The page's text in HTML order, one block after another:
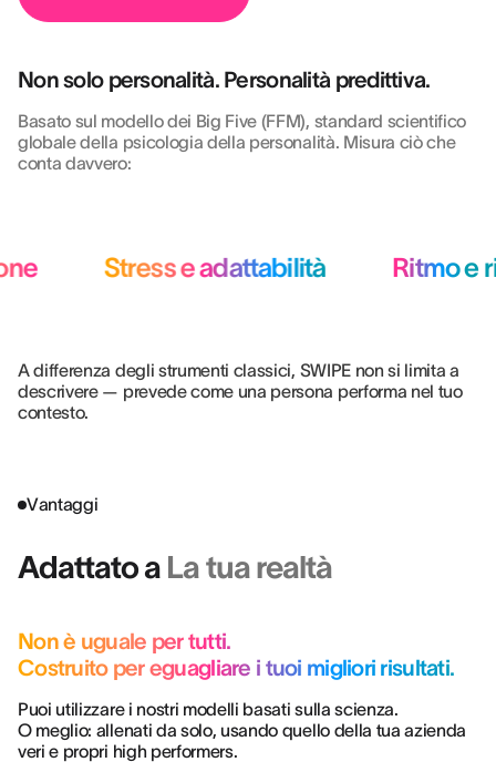
Non solo personalità. Personalità predittiva.
Basato sul modello dei Big Five (FFM), standard scientifico
globale della psicologia della personalità. Misura ciò che
conta davvero:
Stress e adattabilità Ritmo e
A differenza degli strumenti classici, SWIPE non si limita a
descrivere — prevede come una persona performa nel tuo
contesto.
Vantaggi
Adattato a La tua realtà
Non è uguale per tutti.
Costruito per eguagliare i tuoi migliori risultati.
Puoi utilizzare i nostri modelli basati sulla scienza.
O meglio: allenati da solo, usando quello della tua azienda
veri e propri high performers.